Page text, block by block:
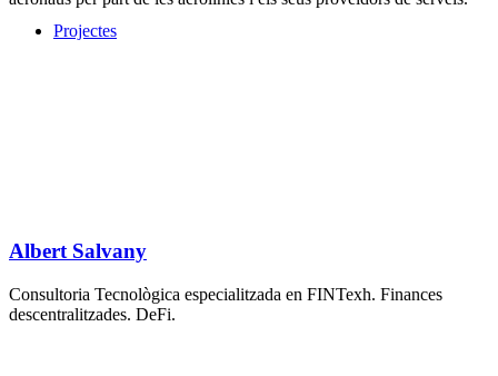
Projectes
Albert Salvany
Consultoria Tecnològica especialitzada en FINTexh. Finances
descentralitzades. DeFi.